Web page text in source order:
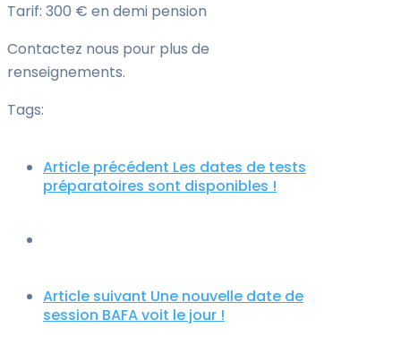
Tarif: 300 € en demi pension
Contactez nous pour plus de
renseignements.
Tags:
Article précédent Les dates de tests
préparatoires sont disponibles !
Article suivant Une nouvelle date de
session BAFA voit le jour !